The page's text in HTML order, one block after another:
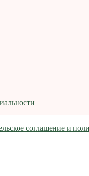
соглашение и